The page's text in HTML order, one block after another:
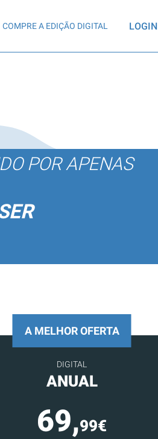
COMPRE A EDIÇÃO DIGITAL LOGIN
POR APENAS
A MELHOR OFERTA
DIGITAL
ANUAL
69,99€